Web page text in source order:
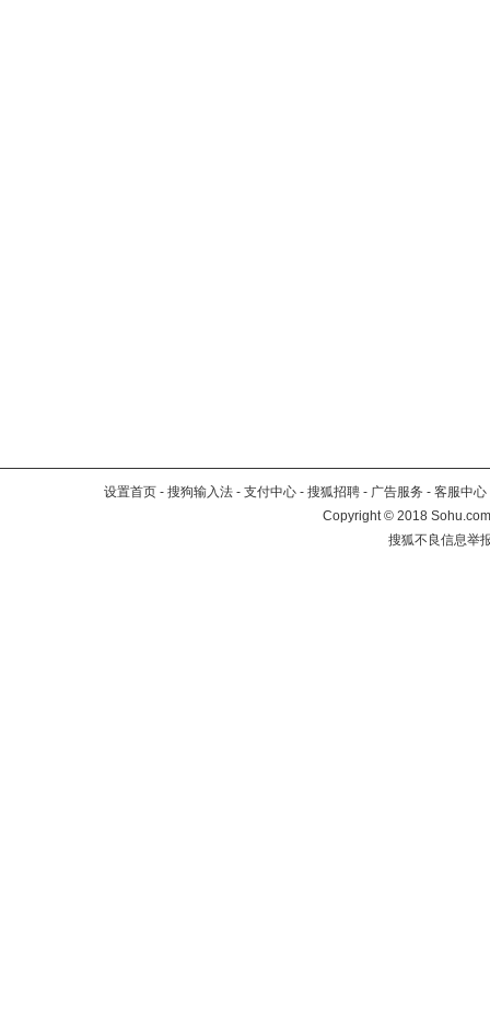
设置首页 - 搜狗输入法 - 支付中心 - 搜狐招聘 - 广告服务 - 客服中心
Copyright©2018
搜狐不良信息举